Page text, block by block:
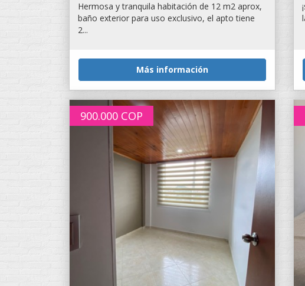
Hermosa y tranquila habitación de 12 m2 aprox,
baño exterior para uso exclusivo, el apto tiene
2...
Más información
900.000 COP